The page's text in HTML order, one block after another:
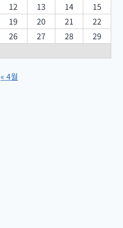
12 13 14
15
19 20 21
22
26 27 28
29
« 4월